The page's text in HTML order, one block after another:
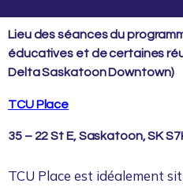
Lieu des séances du
éducatives et de certaines
Delta Saskatoon Downtown)
TCU Place
35 – 22 St E, Saskatoon, SK
TCU Place est idéalement